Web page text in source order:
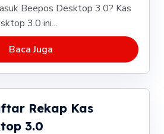
Beepos Desktop 3.0? Kas
3.0 ini...
Baca Juga
Rekap Kas
3.0